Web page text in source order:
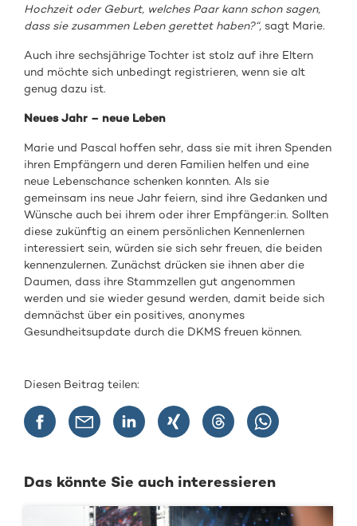
Hochzeit oder Geburt, welches Paar kann schon sagen,
dass sie zusammen Leben gerettet haben?“, sagt Marie.
Auch ihre sechsjährige Tochter ist stolz auf ihre Eltern
und möchte sich unbedingt registrieren, wenn sie alt
genug dazu ist.
Neues Jahr – neue Leben
Marie und Pascal hoffen sehr, dass sie mit ihren Spenden
ihren Empfängern und deren Familien helfen und eine
neue Lebenschance schenken konnten. Als sie
gemeinsam ins neue Jahr feiern, sind ihre Gedanken und
Wünsche auch bei ihrem oder ihrer Empfänger:in. Sollten
diese zukünftig an einem persönlichen Kennenlernen
interessiert sein, würden sie sich sehr freuen, die beiden
kennenzulernen. Zunächst drücken sie ihnen aber die
Daumen, dass ihre Stammzellen gut angenommen
werden und sie wieder gesund werden, damit beide sich
demnächst über ein positives, anonymes
Gesundheitsupdate durch die DKMS freuen können.
Diesen Beitrag teilen:
Das könnte Sie auch interessieren